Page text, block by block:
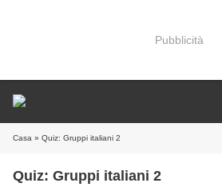
Pubblicità
Casa » Quiz: Gruppi italiani 2
Quiz: Gruppi italiani 2